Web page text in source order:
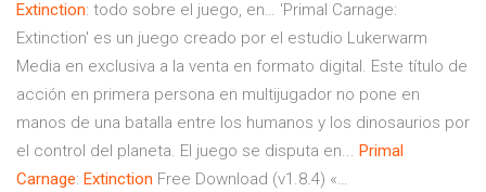
Extinction: todo sobre el juego, en… 'Primal Carnage:
Extinction' es un juego creado por el estudio Lukerwarm
Media en exclusiva a la venta en formato digital. Este título de
acción en primera persona en multijugador no pone en
manos de una batalla entre los humanos y los dinosaurios por
el control del planeta. El juego se disputa en... Primal
Carnage: Extinction Free Download (v1.8.4) «…